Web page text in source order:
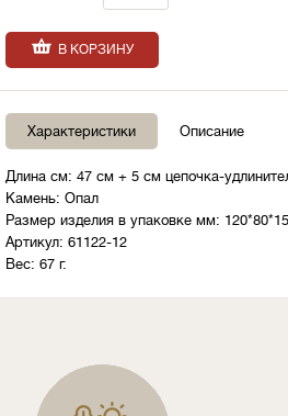
В КОРЗИНУ
Характеристики Описание
Длина см: 47 см + 5 см цепочка-
Камень: Опал
Размер изделия в упаковке мм: 120*80*15
Артикул: 61122-12
Вес: 67 г.